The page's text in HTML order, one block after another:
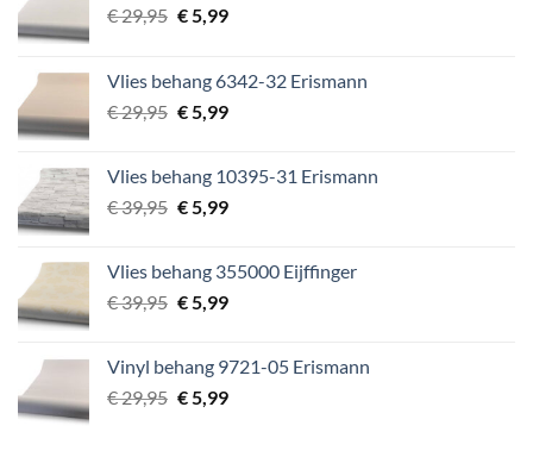
€29,95 Oorspronkelijke
€ 29,95.
€5,99Huidige
€ 5,99.
Vlies behang 6342-32 Erismann
€29,95 Oorspronkelijke
€ 29,95.
€5,99Huidige
€ 5,99.
Vlies behang 10395-31 Erismann
€39,95 Oorspronkelijke
€ 39,95.
€5,99Huidige
€ 5,99.
Vlies behang 355000 Eijffinger
€39,95 Oorspronkelijke
€ 39,95.
€5,99Huidige
€ 5,99.
Vinyl behang 9721-05 Erismann
€29,95 Oorspronkelijke
€5,99Huidige